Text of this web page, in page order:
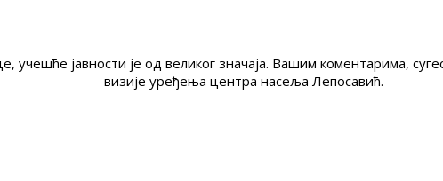
учешће јавности је од великог значаја. Вашим коментарима,
визије уређења центра насеља Лепосавић.